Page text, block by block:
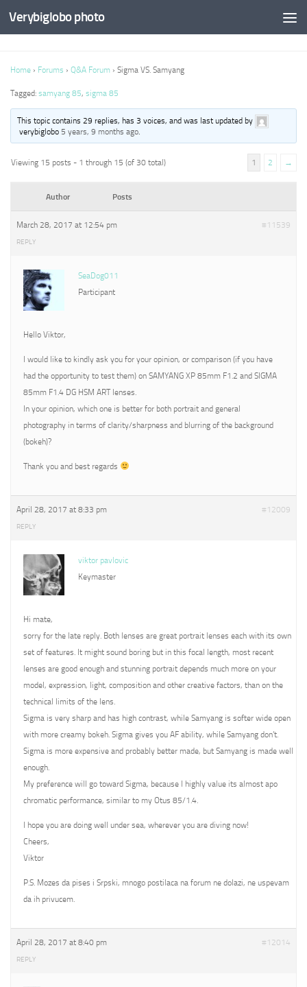
Verybiglobo photo
Home › Forums › Q&A Forum › Sigma VS. Samyang
Tagged: samyang 85, sigma 85
This topic contains 29 replies, has 3 voices, and was last updated by
verybiglobo 5 years, 9 months ago.
Viewing 15 posts - 1 through 15 (of 30 total) 1 2 →
Author Posts
March 28, 2017 at 12:54 pm #11539
REPLY
SeaDog011
Participant
Hello Viktor,
I would like to kindly ask you for your opinion, or comparison (if you have
had the opportunity to test them) on SAMYANG XP 85mm F1.2 and SIGMA
85mm F1.4 DG HSM ART lenses.
In your opinion, which one is better for both portrait and general
photography in terms of clarity/sharpness and blurring of the background
(bokeh)?
Thank you and best regards
April 28, 2017 at 8:33 pm #12009
REPLY
viktor pavlovic
Keymaster
Hi mate,
sorry for the late reply. Both lenses are great portrait lenses each with its own
set of features. It might sound boring but in this focal length, most recent
lenses are good enough and stunning portrait depends much more on your
model, expression, light, composition and other creative factors, than on the
technical limits of the lens.
Sigma is very sharp and has high contrast, while Samyang is softer wide open
with more creamy bokeh. Sigma gives you AF ability, while Samyang don’t.
Sigma is more expensive and probably better made, but Samyang is made well
enough.
My preference will go toward Sigma, because I highly value its almost apo
chromatic performance, similar to my Otus 85/1.4.
I hope you are doing well under sea, wherever you are diving now!
Cheers,
Viktor
P.S. Mozes da pises i Srpski, mnogo postilaca na forum ne dolazi, ne uspevam
da ih privucem.
April 28, 2017 at 8:40 pm #12014
REPLY